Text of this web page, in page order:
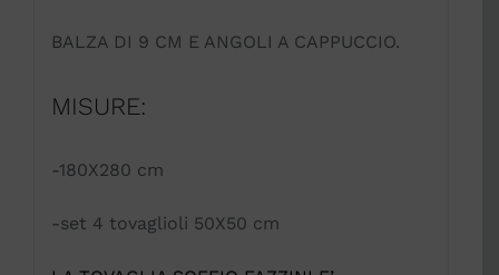
BALZA DI 9 CM E ANGOLI A CAPPUCCIO.
MISURE:
-180X280 cm
-set 4 tovaglioli 50X50 cm